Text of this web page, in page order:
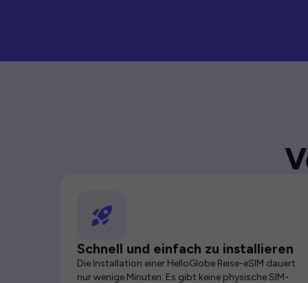
Schnell und einfach zu installieren
Die Installation einer HelloGlobe Reise-eSIM dauert
nur wenige Minuten. Es gibt keine physische SIM-